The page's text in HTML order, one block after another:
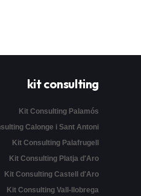
kit consulting
Kit Consulting Palamós
Calonge i Sant Antoni
Kit Consulting Palafrugell
Kit Consulting Platja d'Aro
Kit Consulting Castell d'Aro
Kit Consulting Vall-llobrega